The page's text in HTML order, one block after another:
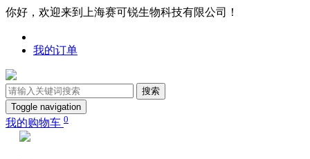
你好，欢迎来到上海赛可锐生物科技有限公司！
我的订单
搜索
Toggle navigation
我的购物车 0